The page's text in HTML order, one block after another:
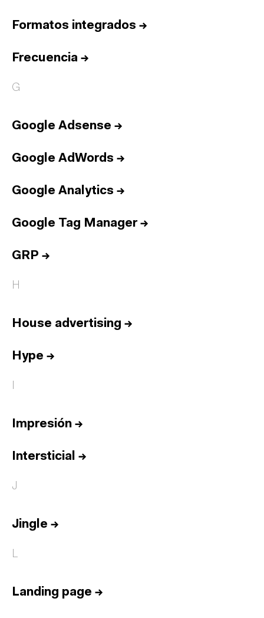
Formatos integrados →
Frecuencia →
G
Google Adsense →
Google AdWords →
Google Analytics →
Google Tag Manager→
GRP →
H
House advertising →
Hype →
I
Impresión →
Intersticial →
J
Jingle →
L
Landing page →